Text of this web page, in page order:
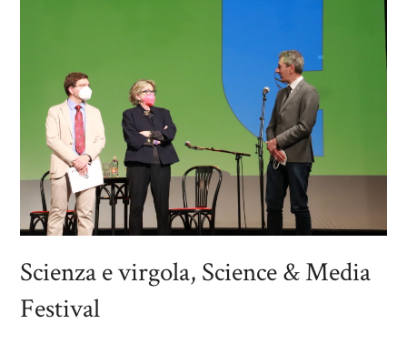
Scienza e virgola, Science & Media
Festival